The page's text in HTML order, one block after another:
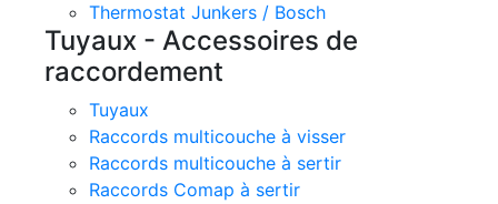
Thermostat Junkers / Bosch
Tuyaux - Accessoires de
raccordement
Tuyaux
Raccords multicouche à visser
Raccords multicouche à sertir
Raccords Comap à sertir